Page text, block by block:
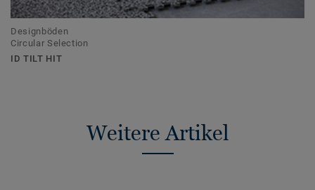
Designböden
Circular Selection
ID TILT HIT
Weitere Artikel